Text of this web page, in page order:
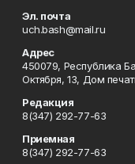
Эл. почта
uch.bash@mail.ru
Адрес
450079, Республика
Октября, 13, Дом
Редакция
8(347) 292-77-63
Приемная
8(347) 292-77-63